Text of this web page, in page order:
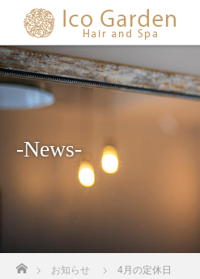
-News-
ホーム
お知らせ 4月の定休日